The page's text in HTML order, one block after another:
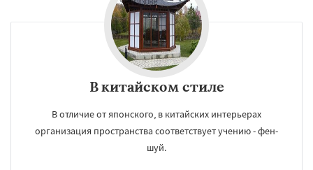
В китайском стиле
В отличие от японского, в китайских интерьерах
организация пространства соответствует учению - фен-
шуй.